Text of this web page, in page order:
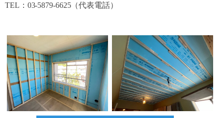
TEL：03-5879-6625（代表電話）